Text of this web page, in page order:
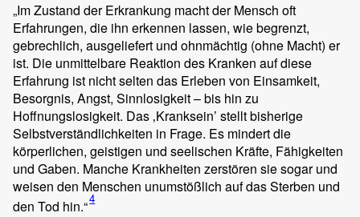
„Im Zustand der Erkrankung macht der Mensch oft
Erfahrungen, die ihn erkennen lassen, wie begrenzt,
gebrechlich, ausgeliefert und ohnmächtig (ohne Macht) er
ist. Die unmittelbare Reaktion des Kranken auf diese
Erfahrung ist nicht selten das Erleben von Einsamkeit,
Besorgnis, Angst, Sinnlosigkeit – bis hin zu
Hoffnungslosigkeit. Das ‚Kranksein’ stellt bisherige
Selbstverständlichkeiten in Frage. Es mindert die
körperlichen, geistigen und seelischen Kräfte, Fähigkeiten
und Gaben. Manche Krankheiten zerstören sie sogar und
weisen den Menschen unumstößlich auf das Sterben und
den Tod hin.“4